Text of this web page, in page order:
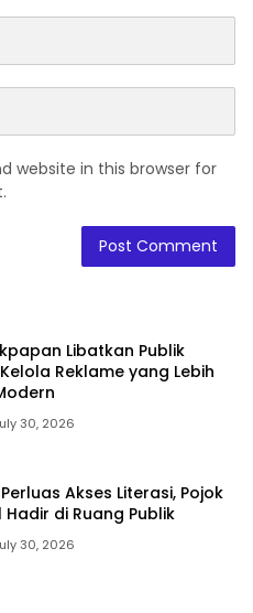
website in this browser for
Libatkan Publik
Reklame yang Lebih
30, 2026
Akses Literasi, Pojok
di Ruang Publik
30, 2026